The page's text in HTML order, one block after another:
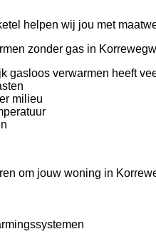
helpen wij jou met
zonder gas in
gasloos verwarmen heeft
milieu
om jouw woning in